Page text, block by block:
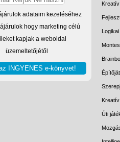
adataim kezeléséhez
hogy marketing célú
kapjak a weboldal
üzemeltetőjétől
Úti